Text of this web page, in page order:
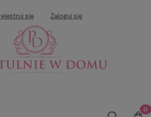
się Zaloguj się